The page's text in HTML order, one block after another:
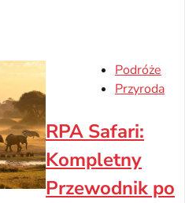
Podróże
Przyroda
RPA Safari:
Kompletny
Przewodnik po